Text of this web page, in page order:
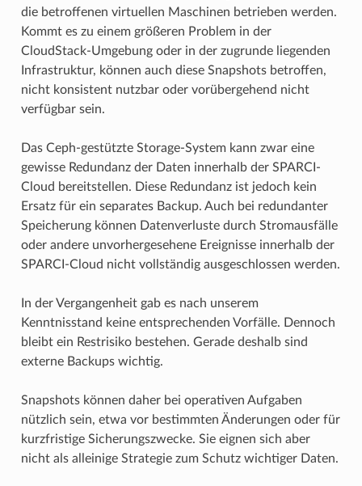
die betroffenen virtuellen Maschinen betrieben werden.
Kommt es zu einem größeren Problem in der
CloudStack-Umgebung oder in der zugrunde liegenden
Infrastruktur, können auch diese Snapshots betroffen,
nicht konsistent nutzbar oder vorübergehend nicht
verfügbar sein.
Das Ceph-gestützte Storage-System kann zwar eine
gewisse Redundanz der Daten innerhalb der SPARCI-
Cloud bereitstellen. Diese Redundanz ist jedoch kein
Ersatz für ein separates Backup. Auch bei redundanter
Speicherung können Datenverluste durch Stromausfälle
oder andere unvorhergesehene Ereignisse innerhalb der
SPARCI-Cloud nicht vollständig ausgeschlossen werden.
In der Vergangenheit gab es nach unserem
Kenntnisstand keine entsprechenden Vorfälle. Dennoch
bleibt ein Restrisiko bestehen. Gerade deshalb sind
externe Backups wichtig.
Snapshots können daher bei operativen Aufgaben
nützlich sein, etwa vor bestimmten Änderungen oder für
kurzfristige Sicherungszwecke. Sie eignen sich aber
nicht als alleinige Strategie zum Schutz wichtiger Daten.